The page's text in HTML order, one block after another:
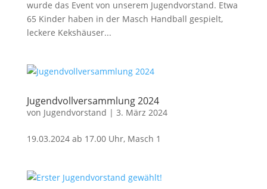
wurde das Event von unserem Jugendvorstand. Etwa
65 Kinder haben in der Masch Handball gespielt,
leckere Kekshäuser...
Jugendvollversammlung 2024
von Jugendvorstand | 3. März 2024
19.03.2024 ab 17.00 Uhr, Masch 1